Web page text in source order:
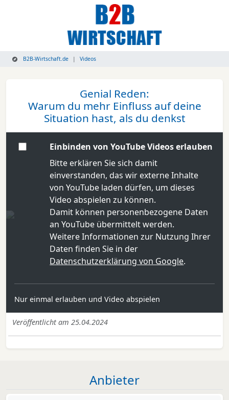
B2B-Wirtschaft.de Videos
Genial Reden:
Warum du mehr Einfluss auf deine
Situation hast, als du denkst
Einbinden von YouTube Videos erlauben
Bitte erklären Sie sich damit
einverstanden, das wir externe Inhalte
von YouTube laden dürfen, um dieses
Video abspielen zu können.
Damit können personenbezogene Daten
an YouTube übermittelt werden.
Weitere Informationen zur Nutzung Ihrer
Daten finden Sie in der
Datenschutzerklärung von Google.
Nur einmal erlauben und Video abspielen
Veröffentlicht am 25.04.2024
Anbieter